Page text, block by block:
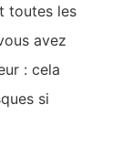
toutes les
avez
: cela
si